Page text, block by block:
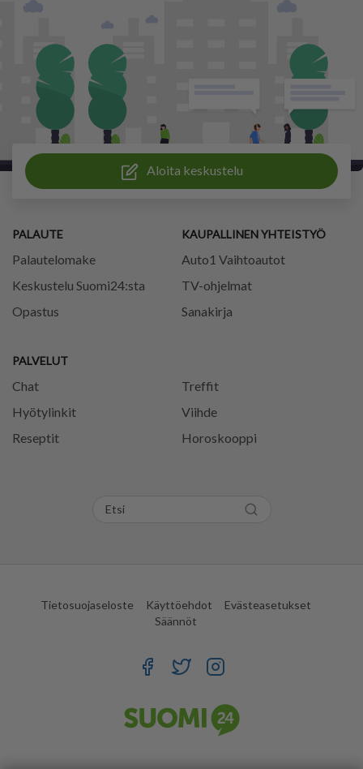
Aloita keskustelu
PALAUTE
Palautelomake
Keskustelu Suomi24:sta
Opastus
PALVELUT
Chat
Treffit
Hyötylinkit
Viihde
Reseptit
Horoskooppi
KAUPALLINEN YHTEISTYÖ
Auto1 Vaihtoautot
TV-ohjelmat
Sanakirja
Tietosuojaseloste Käyttöehdot
Evästeasetukset
Säännöt